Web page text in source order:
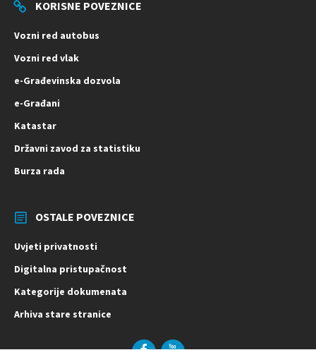
KORISNE POVEZNICE
Vozni red autobus
Vozni red vlak
e-Građevinska dozvola
e-Građani
Katastar
Državni zavod za statistiku
Burza rada
OSTALE POVEZNICE
Uvjeti privatnosti
Digitalna pristupačnost
Kategorije dokumenata
Arhiva stare stranice
FacebookYouTube